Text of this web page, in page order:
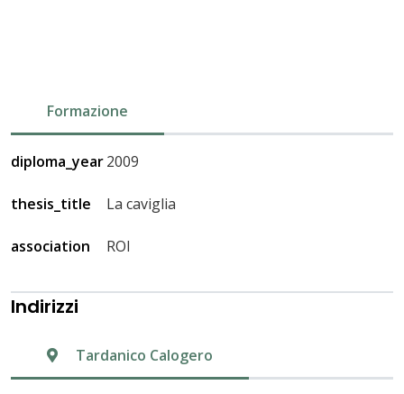
Formazione
diploma_year2009
thesis_title La caviglia
association ROI
Indirizzi
Tardanico Calogero